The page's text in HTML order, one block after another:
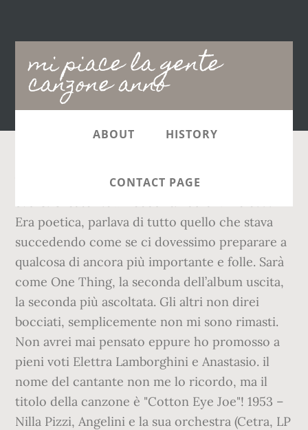
mi piace la gente
canzone anno
Main
navigation
ABOUT HISTORY
CONTACT PAGE
Via Aleardi, 20 (5,985.44 mi) Scicli, Sicilia, Italy,
Era poetica, parlava di tutto quello che stava
succedendo come se ci dovessimo preparare a
qualcosa di ancora più importante e folle. Sarà
come One Thing, la seconda dell’album uscita,
la seconda più ascoltata. Gli altri non direi
bocciati, semplicemente non mi sono rimasti.
Non avrei mai pensato eppure ho promosso a
pieni voti Elettra Lamborghini e Anastasio. il
nome del cantante non me lo ricordo, ma il
titolo della canzone è "Cotton Eye Joe"! 1953 –
Nilla Pizzi, Angelini e la sua orchestra (Cetra, LP